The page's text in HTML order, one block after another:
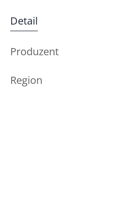
Detail
Produzent
Region